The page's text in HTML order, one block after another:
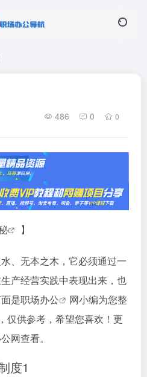
486 0 0
】
无本之木，它必须通过一
产经营实践中表现出来，也
是职场办公
网小编为您整
仅供参考，希望您喜欢！更
网查看。
度1